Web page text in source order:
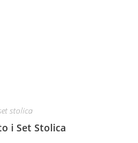
stolica
i Set Stolica